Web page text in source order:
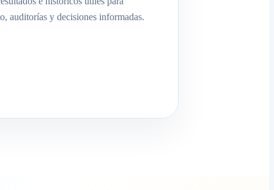
auditorías y decisiones informadas.